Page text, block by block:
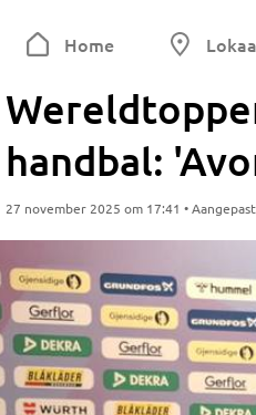
Home
handbal:
27 november 2025 om 17:41 •